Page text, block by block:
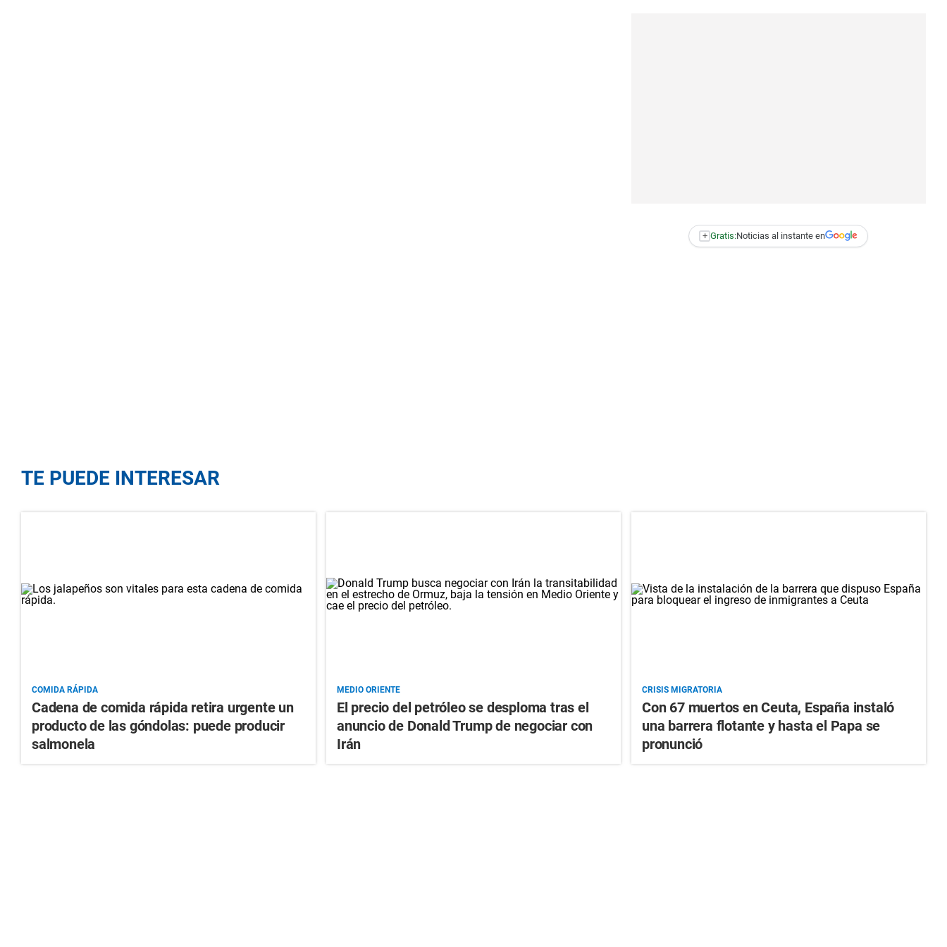
+ Gratis:Noticias al instante en
TE PUEDE INTERESAR
COMIDA RÁPIDA
Cadena de comida rápida retira urgente un
producto de las góndolas: puede producir
salmonela
MEDIO ORIENTE
El precio del petróleo se desploma tras el
anuncio de Donald Trump de negociar con
Irán
CRISIS MIGRATORIA
Con 67 muertos en Ceuta, España instaló
una barrera flotante y hasta el Papa se
pronunció